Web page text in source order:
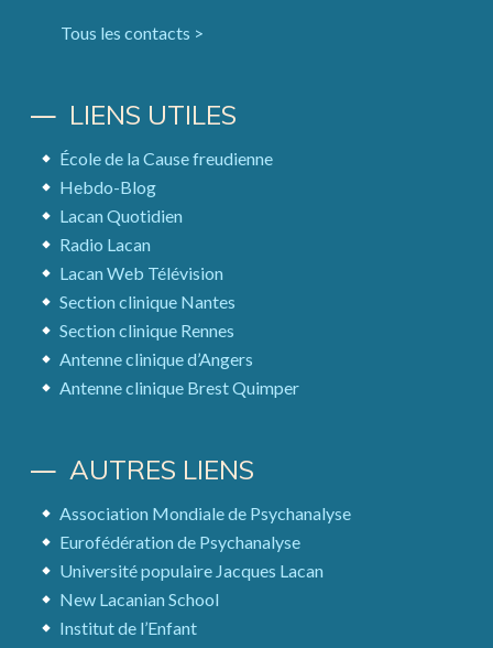
Tous les contacts >
LIENS UTILES
École de la Cause freudienne
Hebdo-Blog
Lacan Quotidien
Radio Lacan
Lacan Web Télévision
Section clinique Nantes
Section clinique Rennes
Antenne clinique d’Angers
Antenne clinique Brest Quimper
AUTRES LIENS
Association Mondiale de Psychanalyse
Eurofédération de Psychanalyse
Université populaire Jacques Lacan
New Lacanian School
Institut de l’Enfant